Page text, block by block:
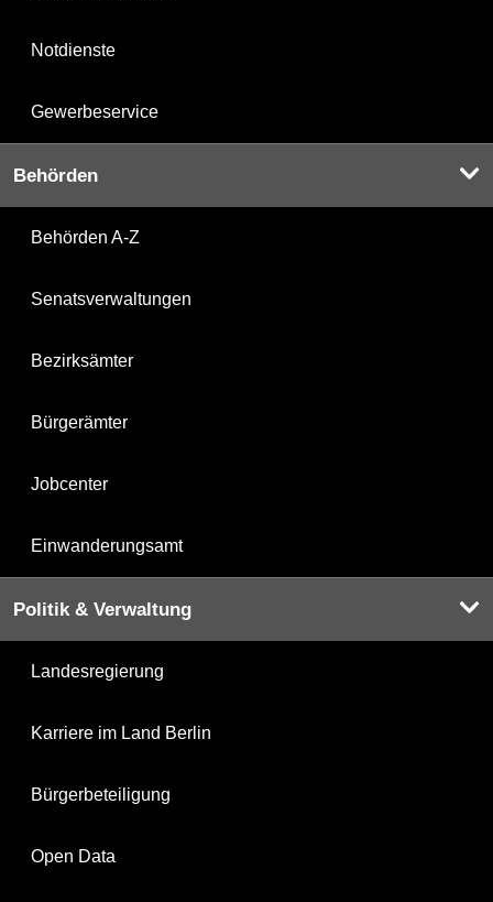
Notdienste
Gewerbeservice
Behörden
Behörden A-Z
Senatsverwaltungen
Bezirksämter
Bürgerämter
Jobcenter
Einwanderungsamt
Politik & Verwaltung
Landesregierung
Karriere im Land Berlin
Bürgerbeteiligung
Open Data